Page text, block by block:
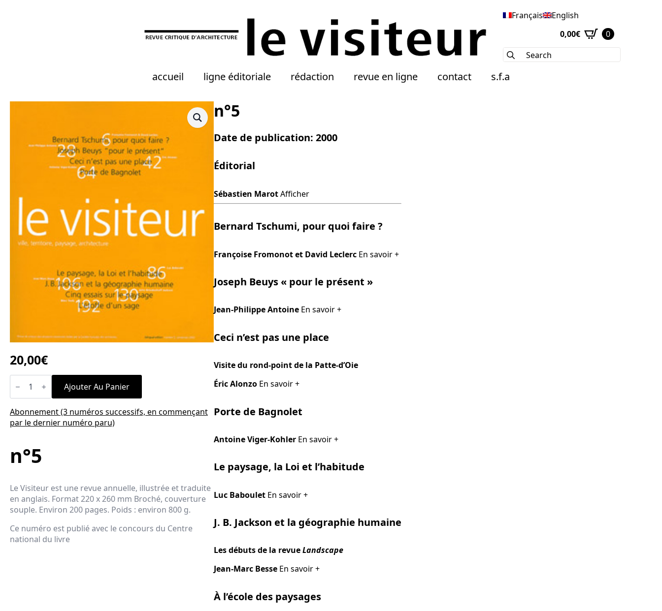
Français
English
0,00€
0
Search
for:
accueil ligne éditoriale rédaction revue en ligne contact s.f.a
20,00€
quantité
de Ajouter Au Panier
Abonnement (3 numéros successifs, en commençant
par le dernier numéro paru)
n°5
Le Visiteur est une revue annuelle, illustrée et traduite
en anglais. Format 220 x 260 mm Broché, couverture
souple. Environ 200 pages. Poids : environ 800 g.
Ce numéro est publié avec le concours du Centre
national du livre
n°5
Date de publication: 2000
Éditorial
Sébastien MarotAfficher
Bernard Tschumi, pour quoi faire ?
Françoise Fromonot et David Leclerc En savoir +
Joseph Beuys« pour le présent »
Jean-Philippe Antoine En savoir +
Ceci n’est pas une place
Visite du rond-point de la Patte-d’Oie
Éric Alonzo En savoir +
Porte de Bagnolet
Antoine Viger-Kohler En savoir +
Le paysage, la Loi et l’habitude
Luc Baboulet En savoir +
J. B. Jackson et la géographie humaine
Les débuts de la revueLandscape
Jean-Marc Besse En savoir +
À l’école des paysages